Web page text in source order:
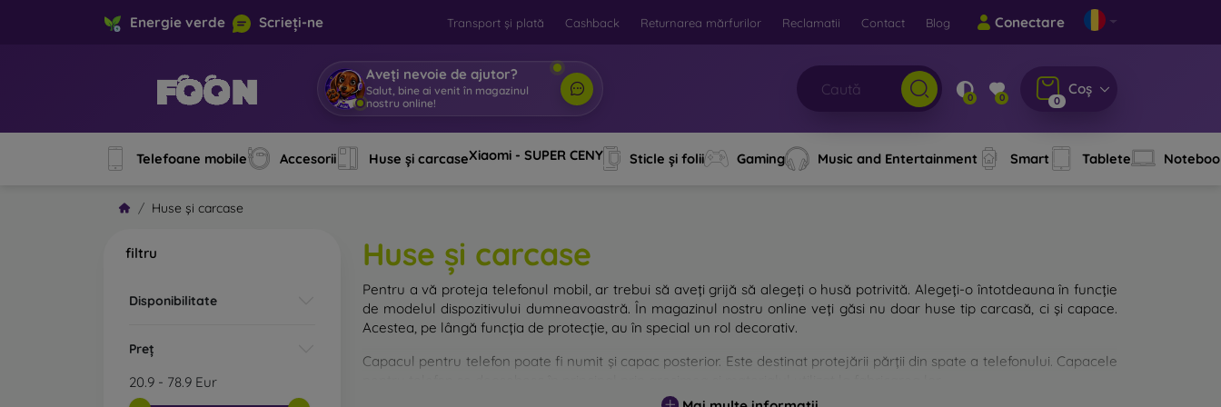
Energie verde Scrieți-ne Transport și plată Cashback Returnarea mărfurilor Reclamatii Contact Blog Conectare
Aveți nevoie de ajutor?
Salut, bine ai venit în magazinul
nostru online!
0 0 0
Coș
Telefoane mobile Accesorii Huse și carcaseXiaomi - SUPER CENY Sticle și folii Gaming Music and Entertainment Smart Tablete
Huse și carcase
filtru
Disponibilitate
Preț
20.9 - 78.9 Eur
Huse și carcase
Pentru a vă proteja telefonul mobil, ar trebui să aveți grijă să alegeți o husă potrivită. Alegeți-o întotdeauna în funcție
de modelul dispozitivului dumneavoastră. În magazinul nostru online veți găsi nu doar huse tip carcasă, ci și capace.
Acestea, pe lângă funcția de protecție, au în special un rol decorativ.
Capacul pentru telefon poate fi numit și capac posterior. Este destinat protejării părții din spate a telefonului. Capacele